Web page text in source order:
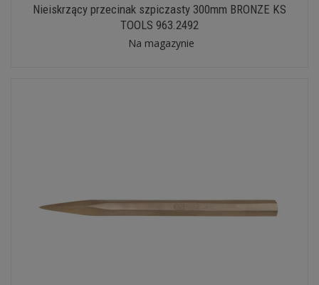
Nieiskrzący przecinak szpiczasty 300mm BRONZE KS
TOOLS 963.2492
Na magazynie